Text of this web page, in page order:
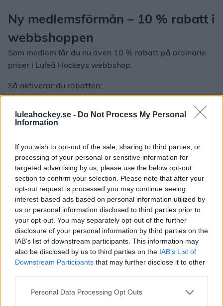
luleahockey.se - Do Not Process My Personal
Information
If you wish to opt-out of the sale, sharing to third parties, or
processing of your personal or sensitive information for
targeted advertising by us, please use the below opt-out
section to confirm your selection. Please note that after your
opt-out request is processed you may continue seeing
interest-based ads based on personal information utilized by
us or personal information disclosed to third parties prior to
your opt-out. You may separately opt-out of the further
disclosure of your personal information by third parties on the
IAB’s list of downstream participants. This information may
also be disclosed by us to third parties on the IAB’s List of
Downstream Participants that may further disclose it to other
Please note that this website/app uses one or more Google
Personal Data Processing Opt Outs
Ny medlemsförmån – 10 % rabatt i
webbshoppen
Som medlem får du nu även 10 % rabatt på ordinarie
priser i Luleå Hockeys webbshop.
Så aktiverar du rabatten:
Logga in eller skapa ett konto i webbshoppen.
Ange ditt medlemsnummer och samma e-
Välj ett lösenord.
Bekräfta kontot via aktiveringsmejlet.
När du är inloggad dras rabatten automatiskt i kassan
på ordinarie priser.
Var med och skriv historia
Vi har nått 10 000 medlemmar.
Nu siktar vi på att slå vårt medlemsrekord. Och